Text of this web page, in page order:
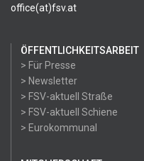
office(at)fsv.at
ÖFFENTLICHKEITSARBEIT
> Für Presse
> Newsletter
> FSV-aktuell Straße
> FSV-aktuell Schiene
> Eurokommunal